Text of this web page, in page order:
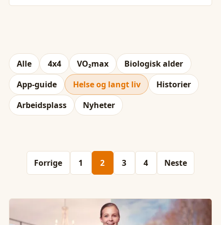
Alle 4x4 VO₂max
Biologisk alder
App-guide
Helse og langt liv
Historier
Arbeidsplass
Nyheter
Forrige 1 2 3 4 Neste